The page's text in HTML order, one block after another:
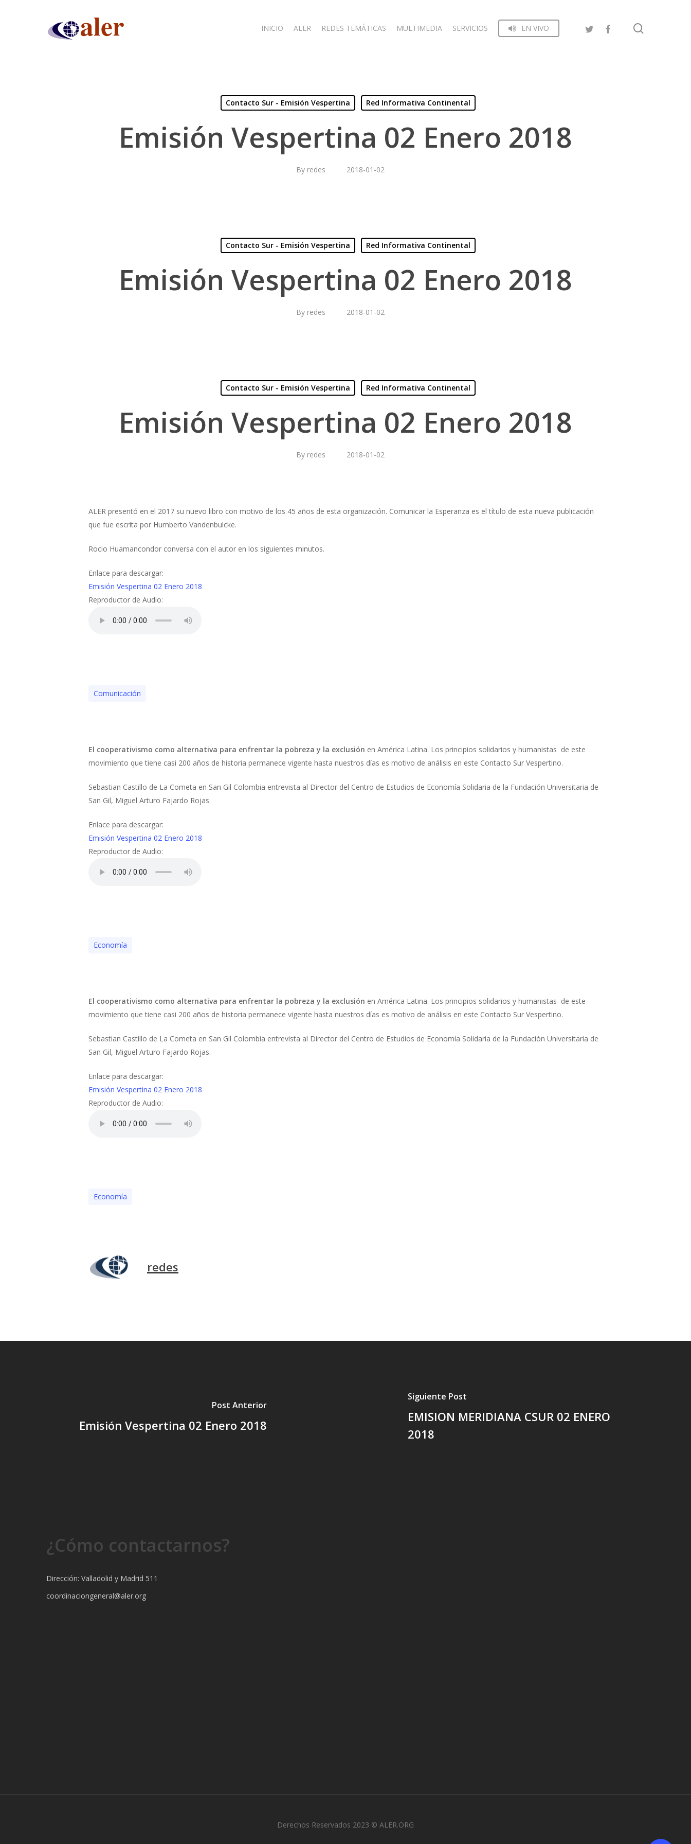
INICIO ALER REDES TEMÁTICAS MULTIMEDIA SERVICIOS EN VIVO
Contacto Sur - Emisión Vespertina Red Informativa Continental
Emisión Vespertina 02 Enero 2018
By redes 2018-01-02
Contacto Sur - Emisión Vespertina Red Informativa Continental
Emisión Vespertina 02 Enero 2018
By redes 2018-01-02
Contacto Sur - Emisión Vespertina Red Informativa Continental
Emisión Vespertina 02 Enero 2018
By redes 2018-01-02
ALER presentó en el 2017 su nuevo libro con motivo de los 45 años de esta organización. Comunicar la Esperanza es el título de esta nueva publicación
que fue escrita por Humberto Vandenbulcke.
Rocio Huamancondor conversa con el autor en los siguientes minutos.
Enlace para descargar:
Emisión Vespertina 02 Enero 2018
Reproductor de Audio:
Comunicación
El cooperativismo como alternativa para enfrentar la pobreza y la exclusión en América Latina. Los principios solidarios y humanistas de este
movimiento que tiene casi 200 años de historia permanece vigente hasta nuestros días es motivo de análisis en este Contacto Sur Vespertino.
Sebastian Castillo de La Cometa en San Gil Colombia entrevista al Director del Centro de Estudios de Economía Solidaria de la Fundación Universitaria de
San Gil, Miguel Arturo Fajardo Rojas.
Enlace para descargar:
Emisión Vespertina 02 Enero 2018
Reproductor de Audio:
Economía
El cooperativismo como alternativa para enfrentar la pobreza y la exclusión en América Latina. Los principios solidarios y humanistas de este
movimiento que tiene casi 200 años de historia permanece vigente hasta nuestros días es motivo de análisis en este Contacto Sur Vespertino.
Sebastian Castillo de La Cometa en San Gil Colombia entrevista al Director del Centro de Estudios de Economía Solidaria de la Fundación Universitaria de
San Gil, Miguel Arturo Fajardo Rojas.
Enlace para descargar:
Emisión Vespertina 02 Enero 2018
Reproductor de Audio:
Economía
redes
Post Anterior
Emisión Vespertina 02 Enero 2018
Siguiente Post
EMISION MERIDIANA CSUR 02 ENERO
2018
¿Cómo contactarnos?
Dirección: Valladolid y Madrid 511
coordinaciongeneral@aler.org
Derechos Reservados 2023 © ALER.ORG